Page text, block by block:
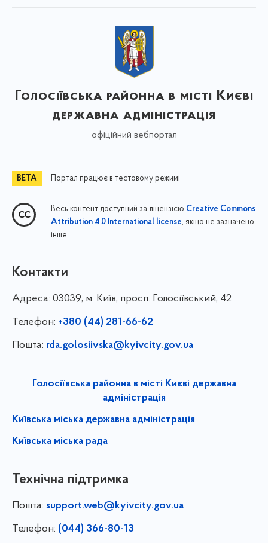
Голосіївська районна в місті Києві
державна адміністрація
офіційний вебпортал
Портал працює в тестовому режимі
Весь контент доступний за ліцензією Creative Commons
Attribution 4.0 International license, якщо не зазначено
інше
Контакти
Адреса: 03039, м. Київ, просп. Голосіївський, 42
Телефон: +380 (44) 281-66-62
Пошта: rda.golosiivska@kyivcity.gov.ua
Голосіївська районна в місті Києві державна
адміністрація
Київська міська державна адміністрація
Київська міська рада
Технічна підтримка
Пошта: support.web@kyivcity.gov.ua
Телефон: (044) 366-80-13